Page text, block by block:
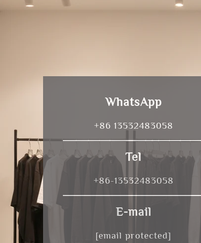
WhatsApp
+86 13532483058
Tel
+86-13532483058
E-mail
[email protected]